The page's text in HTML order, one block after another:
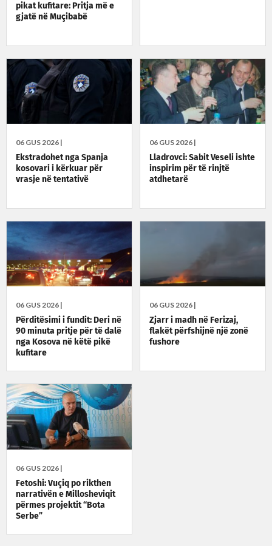
pikat kufitare: Pritja më e
gjatë në Muçibabë
06 GUS 2026 |
Ekstradohet nga Spanja
kosovari i kërkuar për
vrasje në tentativë
06 GUS 2026 |
Lladrovci: Sabit Veseli ishte
inspirim për të rinjtë
atdhetarë
06 GUS 2026 |
Përditësimi i fundit: Deri në
90 minuta pritje për të dalë
nga Kosova në këtë pikë
kufitare
06 GUS 2026 |
Zjarr i madh në Ferizaj,
flakët përfshijnë një zonë
fushore
06 GUS 2026 |
Fetoshi: Vuçiq po rikthen
narrativën e Millosheviqit
përmes projektit “Bota
Serbe”